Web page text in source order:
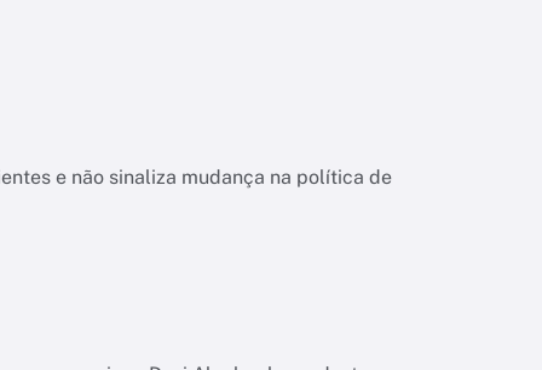
e não sinaliza mudança na política de